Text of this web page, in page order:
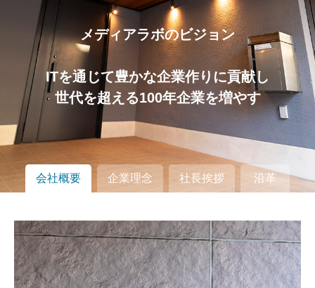
メディアラボのビジョン
ITを通じて豊かな企業作りに貢献し
世代を超える100年企業を増やす
会社概要 企業理念 社長挨拶 沿革